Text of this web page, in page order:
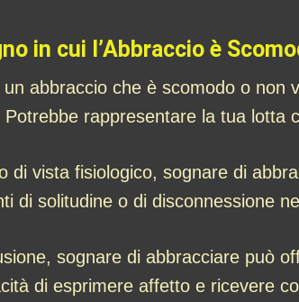
in cui l’Abbraccio è
un abbraccio che è scomodo o non
rappresentare la tua lotta
di vista fisiologico, sognare di
di solitudine o di disconnessione
sognare di abbracciare può
di esprimere affetto e ricevere